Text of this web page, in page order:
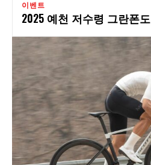
이벤트
2025 예천 저수령 그란폰도